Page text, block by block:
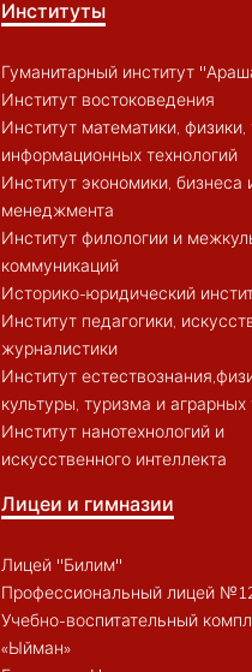
Институты
Гуманитарный институт
Институт востоковедения
Институт математики, физики,
информационных технологий
Институт экономики, бизнеса
менеджмента
Институт филологии и
коммуникаций
Историко-юридический
Институт педагогики,
журналистики
Институт
культуры, туризма и аграрных
Институт нанотехнологий и
искусственного интеллекта
Лицеи и гимназии
Лицей "Билим"
Профессиональный лицей
Учебно-воспитательный
«Ыйман»